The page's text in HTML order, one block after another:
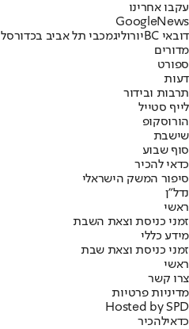
עקבו אחרינו
Googl eNews
דובאי BC
יורוליגמכבי תל אביב בכדורסל
מדורים
ספורט
דעות
תרבות ובידור
לייף סטייל
הורוסקופ
שישבת
סוף שבוע
כדאי להכיר
סיפור המשק הישראלי
נדל"ן
ראשי
זמני כניסת וצאת השבת
מידע כללי
זמני כניסת וצאת שבת
ראשי
צרו קשר
מדיניות פרטיות
Hosted by SPD
כדאילהכיר